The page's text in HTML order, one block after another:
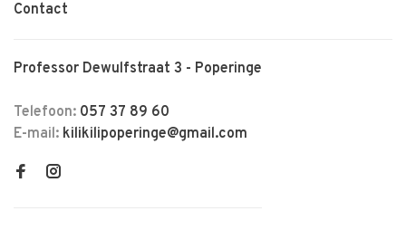
Contact
Professor Dewulfstraat 3 - Poperinge
Telefoon: 057 37 89 60
E-mail: kilikilipoperinge@gmail.com